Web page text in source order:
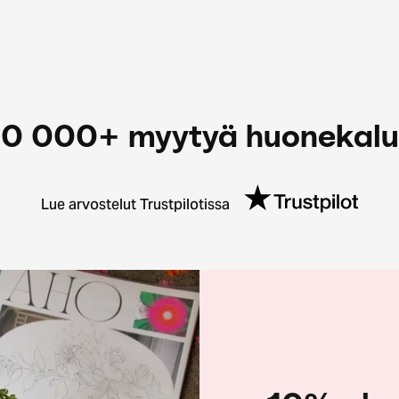
000+ myytyä
Lue arvostelut Trustpilotissa